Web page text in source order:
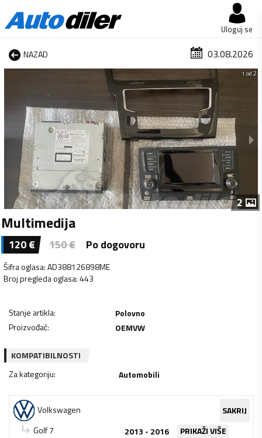
Uloguj se
NAZAD 03.08.2026
1 od 2
2
Multimedija
120€ 150€ Po dogovoru
Šifra oglasa:AD388126898ME
Broj pregleda oglasa:443
Stanje artikla:
Polovno
Proizvođač: OEMVW
KOMPATIBILNOSTI
Za kategoriju: Automobili
Volkswagen
SAKRIJ
Golf 7
2013 - 2016 PRIKAŽI VIŠE